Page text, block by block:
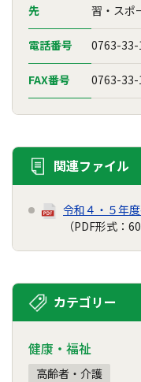
先
習・スポ
電話番号 0763-33-
FAX番号 0763-33-
関連ファイル
令和４・５年
（PDF形式：60
カテゴリー
健康・福祉
高齢者・介護